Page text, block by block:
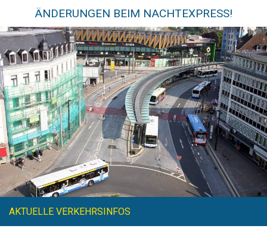
ÄNDERUNGEN BEIM NACHTEXPRESS!
AKTUELLE VERKEHRSINFOS